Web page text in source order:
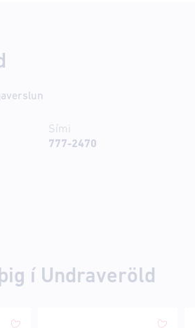
Sími
777-2470
í Undraveröld